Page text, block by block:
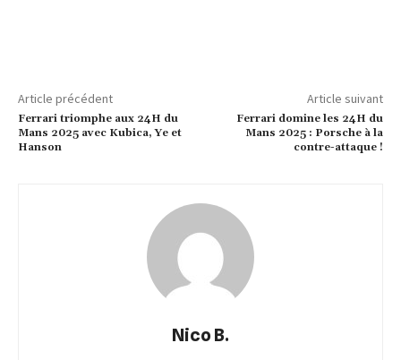
Article précédent
Ferrari triomphe aux 24H du
Mans 2025 avec Kubica, Ye et
Hanson
Article suivant
Ferrari domine les 24H du
Mans 2025 : Porsche à la
contre-attaque !
Nico B.